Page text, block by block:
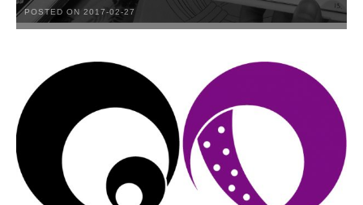
POSTED ON 2017-02-27